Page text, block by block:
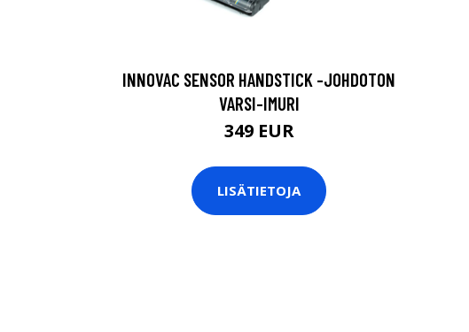
INNOVAC SENSOR HANDSTICK -JOHDOTON
VARSI-IMURI
349 EUR
LISÄTIETOJA